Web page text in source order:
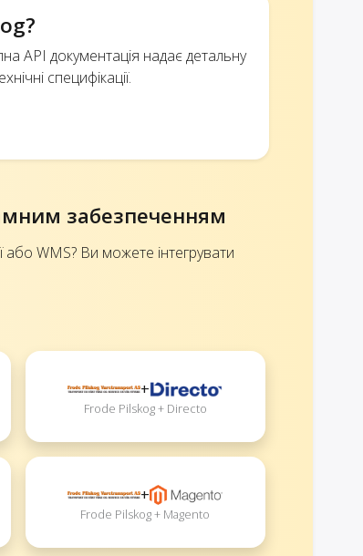
API документація надає детальну
специфікації.
забезпеченням
WMS? Ви можете інтегрувати
+
Frode Pilskog + Directo
+
Frode Pilskog + Magento